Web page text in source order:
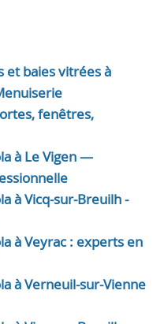
et baies vitrées à
fenêtres,
à Le Vigen —
à Vicq-sur-Breuilh -
à Veyrac : experts en
à Verneuil-sur-Vienne